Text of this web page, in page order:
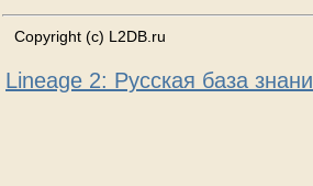
Copyright (c) L2DB.ru
Lineage 2: Русская база